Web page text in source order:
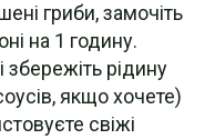
гриби, замочіть
на 1 годину.
збережіть рідину
якщо хочете)
свіжі